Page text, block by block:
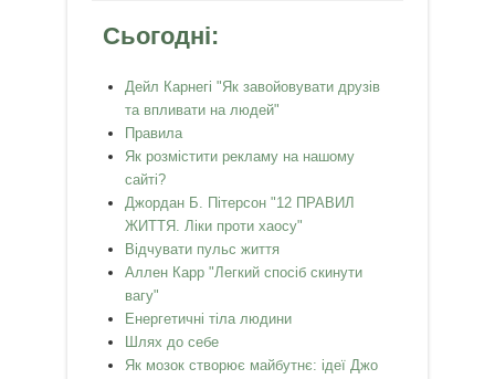
Сьогодні:
Дейл Карнегі "Як завойовувати друзів
та впливати на людей"
Правила
Як розмістити рекламу на нашому
сайті?
Джордан Б. Пітерсон "12 ПРАВИЛ
ЖИТТЯ. Ліки проти хаосу"
Відчувати пульс життя
Аллен Карр "Легкий спосiб скинути
вагу"
Енергетичні тіла людини
Шлях до себе
Як мозок створює майбутнє: ідеї Джо